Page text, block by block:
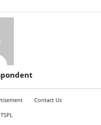
Contact Us